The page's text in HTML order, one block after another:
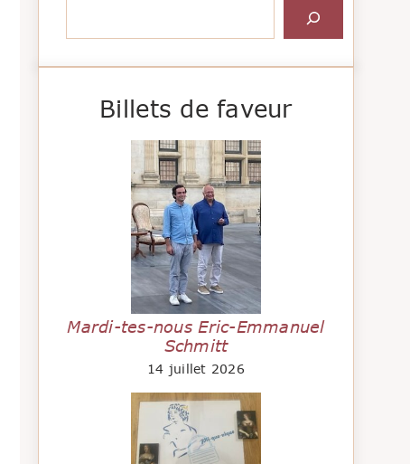
Billets de faveur
Mardi-tes-nous Eric-Emmanuel
Schmitt
14 juillet 2026